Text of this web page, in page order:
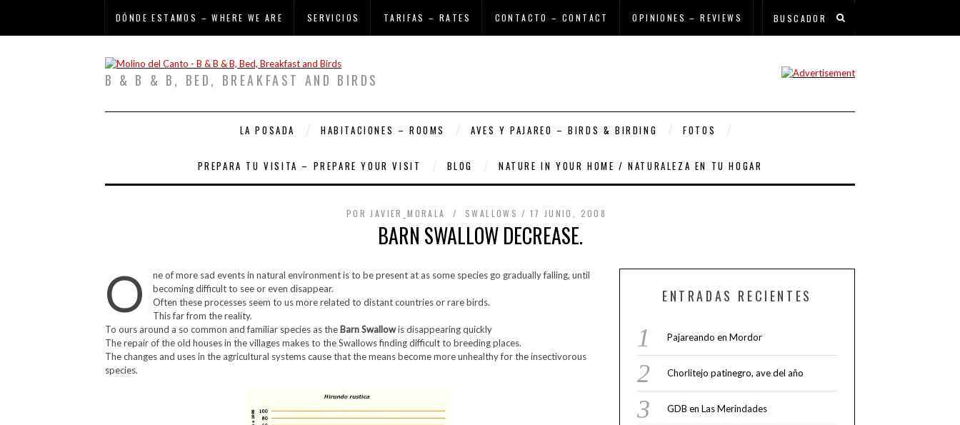
DÓNDE ESTAMOS – WHERE WE ARE SERVICIOS TARIFAS – RATES CONTACTO – CONTACT OPINIONES – REVIEWS
B & B & B, BED, BREAKFAST AND BIRDS
LA POSADA HABITACIONES – ROOMS AVES Y PAJAREO – BIRDS & BIRDING FOTOS
PREPARA TU VISITA – PREPARE YOUR VISIT BLOG NATURE IN YOUR HOME / NATURALEZA EN TU HOGAR
POR JAVIER_MORALA SWALLOWS 17 JUNIO, 2008
BARN SWALLOW DECREASE.
O
ne of more sad events in natural environment is to be present at as some species go gradually falling, until
becoming difficult to see or even disappear.
Often these processes seem to us more related to distant countries or rare birds.
This far from the reality.
To ours around a so common and familiar species as the Barn Swallowis disappearing quickly
The repair of the old houses in the villages makes to the Swallows finding difficult to breeding places.
The changes and uses in the agricultural systems cause that the means become more unhealthy for the insectivorous
species.
ENTRADAS RECIENTES
Pajareando en Mordor
Chorlitejo patinegro, ave del año
GDB en Las Merindades